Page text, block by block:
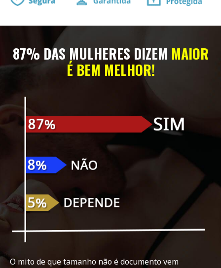
87% DAS MULHERES DIZEM MAIOR
É BEM MELHOR!
O mito de que tamanho não é documento vem